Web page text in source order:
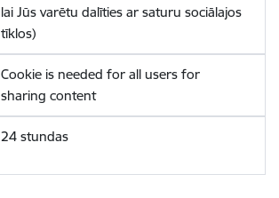
lai Jūs varētu dalīties ar saturu sociālajos
tīklos)
Cookie is needed for all users for
sharing content
24 stundas